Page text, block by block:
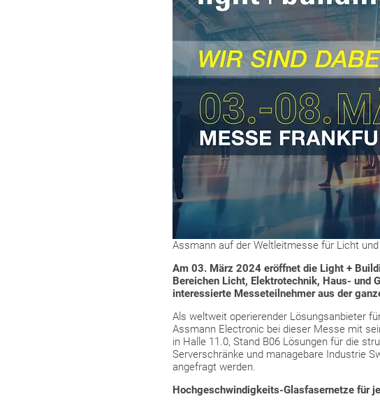
Assmann auf der Weltleitmesse für Licht
Am 03. März 2024 eröffnet die Light +
Bereichen Licht, Elektrotechnik, Haus- und
interessierte Messeteilnehmer aus der
Als weltweit operierender Lösungsanbieter
Assmann Electronic bei dieser Messe mit
in Halle 11.0, Stand B06 Lösungen für die
Serverschränke und managebare Industrie
angefragt werden.
Hochgeschwindigkeits-Glasfasernetze für